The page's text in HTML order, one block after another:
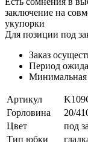
заключение на
укупорки
Для позиции под
Заказ
Период
Минимальная
Артикул
Горловина
20/
Цвет
под
Тип юбки